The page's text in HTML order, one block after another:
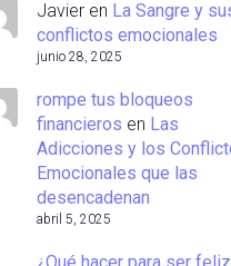
Javier en La Sangre y
conflictos emocionales
junio 28, 2025
rompe tus bloqueos
financieros en Las
Adicciones y los
Emocionales que las
desencadenan
abril 5, 2025